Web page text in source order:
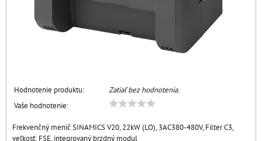
Hodnotenie produktu:
Zatiaľ bez hodnotenia.
Vaše hodnotenie:
Frekvenčný menič SINAMICS V20, 22kW (LO), 3AC380-480V, Filter C3,
veľkosť: FSE, integrovaný brzdný modul